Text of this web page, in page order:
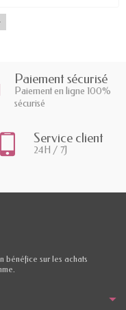
Paiement sécurisé
Paiement en ligne 100%
sécurisé
Service client
24H / 7J
bénéfice sur les achats